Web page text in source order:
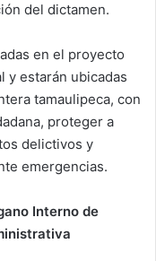
del dictamen.
en el proyecto
y estarán ubicadas
tamaulipeca, con
proteger a
delictivos y
emergencias.
Interno de